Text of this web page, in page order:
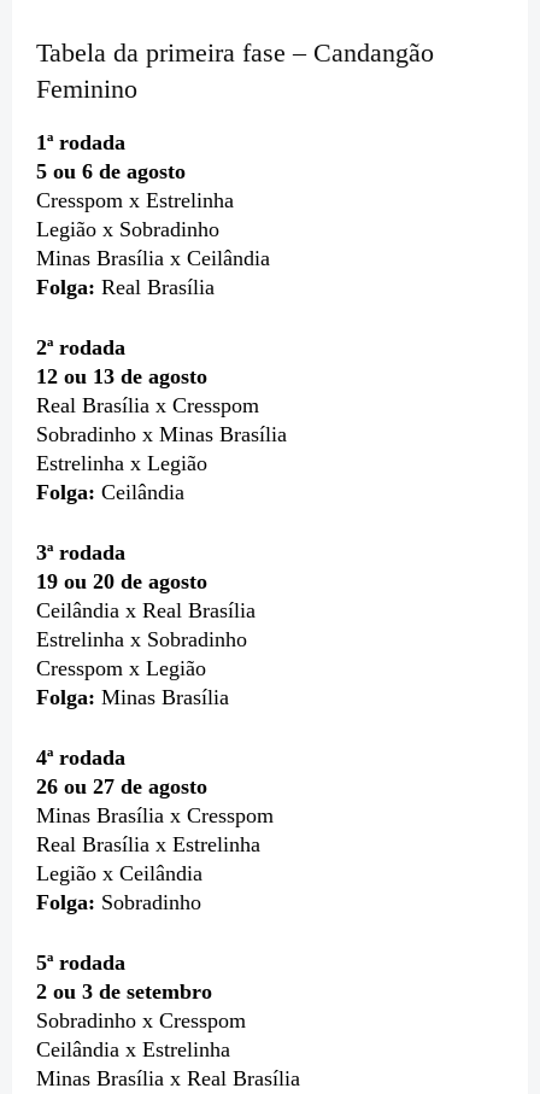
Tabela da primeira fase – Candangão
Feminino
1ª rodada
5 ou 6 de agosto
Cresspom x Estrelinha
Legião x Sobradinho
Minas Brasília x Ceilândia
Folga: Real Brasília
2ª rodada
12 ou 13 de agosto
Real Brasília x Cresspom
Sobradinho x Minas Brasília
Estrelinha x Legião
Folga: Ceilândia
3ª rodada
19 ou 20 de agosto
Ceilândia x Real Brasília
Estrelinha x Sobradinho
Cresspom x Legião
Folga: Minas Brasília
4ª rodada
26 ou 27 de agosto
Minas Brasília x Cresspom
Real Brasília x Estrelinha
Legião x Ceilândia
Folga: Sobradinho
5ª rodada
2 ou 3 de setembro
Sobradinho x Cresspom
Ceilândia x Estrelinha
Minas Brasília x Real Brasília